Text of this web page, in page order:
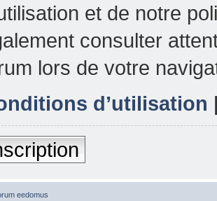
et de notre
consulter
lors de votre
d’utilisation
eedomus